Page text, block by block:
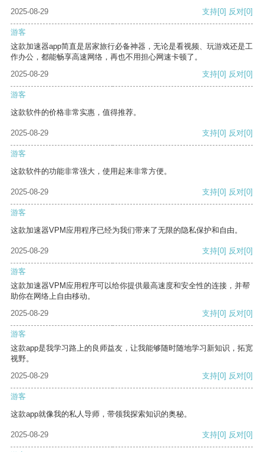
2025-08-29
支持[0] 反对[0]
游客
这款加速器app简直是居家旅行必备神器，无论是看视频、玩游戏还是工
作办公，都能畅享高速网络，再也不用担心网速卡顿了。
2025-08-29
支持[0] 反对[0]
游客
这款软件的价格非常实惠，值得推荐。
2025-08-29 支持[0] 反对[0]
游客
这款软件的功能非常强大，使用起来非常方便。
2025-08-29 支持[0] 反对[0]
游客
这款加速器VPM应用程序已经为我们带来了无限的隐私保护和自由。
2025-08-29 支持[0] 反对[0]
游客
这款加速器VPM应用程序可以给你提供最高速度和安全性的连接，并帮
助你在网络上自由移动。
2025-08-29
支持[0] 反对[0]
游客
这款app是我学习路上的良师益友，让我能够随时随地学习新知识，拓宽
视野。
2025-08-29
支持[0] 反对[0]
游客
这款app就像我的私人导师，带领我探索知识的奥秘。
2025-08-29 支持[0] 反对[0]